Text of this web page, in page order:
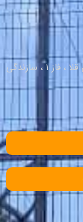
دفتر فروش : گلستان ، گرگان ، شهرک صنعتی آق قلا ، فاز 1 ، سازندگی